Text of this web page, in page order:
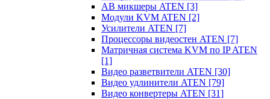
АВ микшеры ATEN [3]
Модули KVM ATEN [2]
Усилители ATEN [7]
Процессоры видеостен ATEN [7]
Матричная система KVM по IP ATEN
[1]
Видео разветвители ATEN [30]
Видео удлинители ATEN [79]
Видео конвертеры ATEN [31]